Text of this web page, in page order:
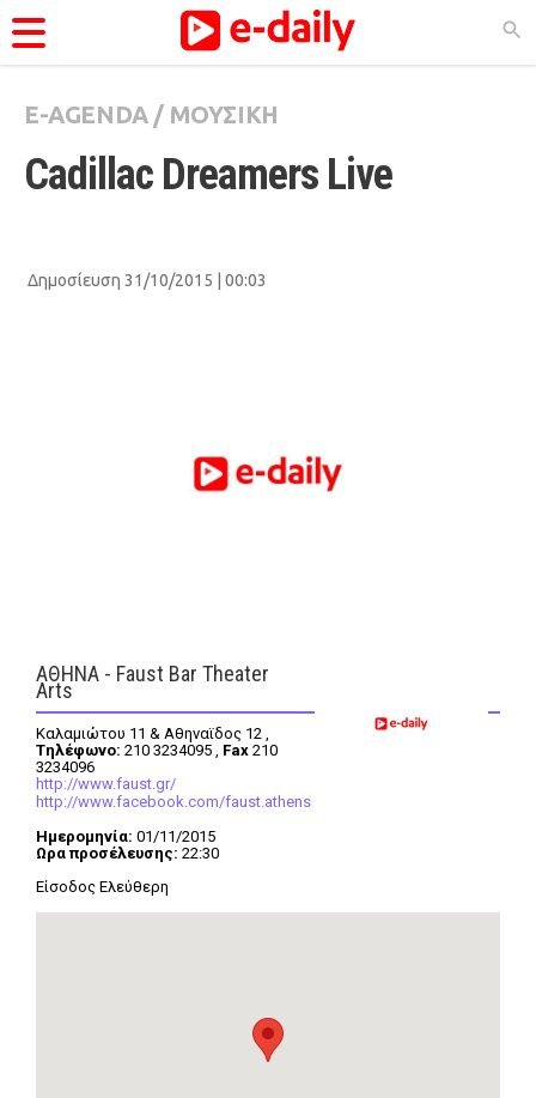
ΚΑΤΗΓΟΡΊΕΣ
Ειδήσεις
Πάσχα Eurovision
Retro Summer
OMG LOL
A-List LGBTQI+
Xmas
E-AGENDA/ ΜΟΥΣΙΚΗ
Cadillac Dreamers Live
Δημοσίευση 31/10/2015 | 00:03
ΑΘΗΝΑ - Faust Bar Theater
Arts
Καλαμιώτου 11 & Αθηναϊδος 12 ,
Tηλέφωνο: 210 3234095 , Fax 210
3234096
http://www.faust.gr/
http://www.facebook.com/faust.athens
Ημερομηνία: 01/11/2015
Ωρα προσέλευσης: 22:30
Είσοδος Ελεύθερη